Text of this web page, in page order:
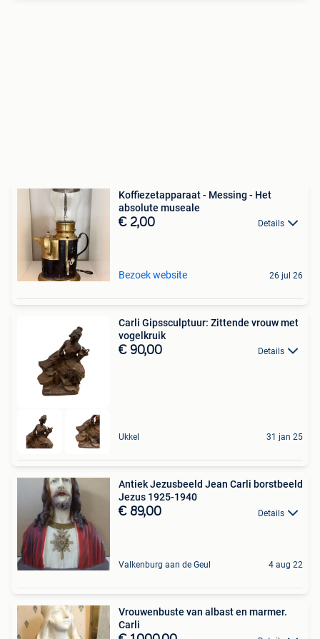
Koffiezetapparaat - Messing - Het
absolute museale
€ 2,00 Details
Bezoek website 26 jul 26
Carli Gipssculptuur: Zittende vrouw met
vogelkruik
€ 90,00 Details
Ukkel 31 jan 25
Antiek Jezusbeeld Jean Carli borstbeeld
Jezus 1925-1940
€ 89,00 Details
Valkenburg aan de Geul 4 aug 22
Vrouwenbuste van albast en marmer.
Carli